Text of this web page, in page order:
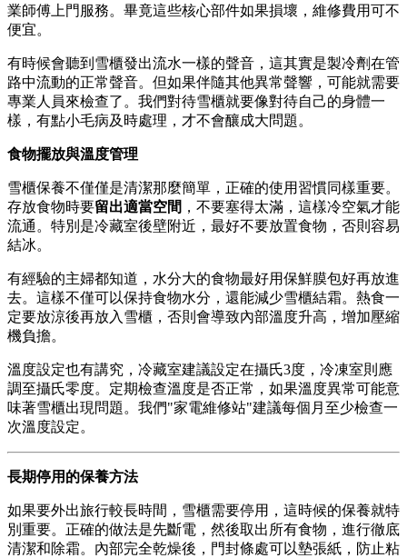
業師傅上門服務。畢竟這些核心部件如果損壞，維修費用可不
便宜。
有時候會聽到雪櫃發出流水一樣的聲音，這其實是製冷劑在管
路中流動的正常聲音。但如果伴隨其他異常聲響，可能就需要
專業人員來檢查了。我們對待雪櫃就要像對待自己的身體一
樣，有點小毛病及時處理，才不會釀成大問題。
食物擺放與溫度管理
雪櫃保養不僅僅是清潔那麼簡單，正確的使用習慣同樣重要。
存放食物時要留出適當空間 ，不要塞得太滿，這樣冷空氣才能
流通。特別是冷藏室後壁附近，最好不要放置食物，否則容易
結冰。
有經驗的主婦都知道，水分大的食物最好用保鮮膜包好再放進
去。這樣不僅可以保持食物水分，還能減少雪櫃結霜。熱食一
定要放涼後再放入雪櫃，否則會導致內部溫度升高，增加壓縮
機負擔。
溫度設定也有講究，冷藏室建議設定在攝氏3度，冷凍室則應
調至攝氏零度。定期檢查溫度是否正常，如果溫度異常可能意
味著雪櫃出現問題。我們"家電維修站"建議每個月至少檢查一
次溫度設定。
長期停用的保養方法
如果要外出旅行較長時間，雪櫃需要停用，這時候的保養就特
別重要。正確的做法是先斷電，然後取出所有食物，進行徹底
清潔和除霜。內部完全乾燥後，門封條處可以墊張紙，防止粘